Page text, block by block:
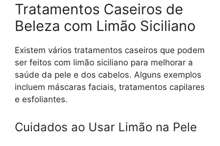
Tratamentos Caseiros de
Beleza com Limão Siciliano
Existem vários tratamentos caseiros que podem
ser feitos com limão siciliano para melhorar a
saúde da pele e dos cabelos. Alguns exemplos
incluem máscaras faciais, tratamentos capilares
e esfoliantes.
Cuidados ao Usar Limão na Pele